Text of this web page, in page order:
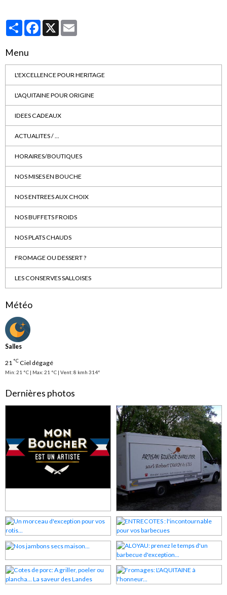
PartagerFacebook
X
Menu
L'EXCELLENCE POUR HERITAGE
L'AQUITAINE POUR ORIGINE
IDEES CADEAUX
ACTUALITES / ...
HORAIRES/BOUTIQUES
NOS MISES EN BOUCHE
NOS ENTREES AUX CHOIX
NOS BUFFETS FROIDS
NOS PLATS CHAUDS
FROMAGE OU DESSERT ?
LES CONSERVES SALLOISES
Météo
Salles
21 °CCiel dégagé
Min: 21 °C | Max: 21 °C | Vent: 8 kmh 314°
Dernières photos